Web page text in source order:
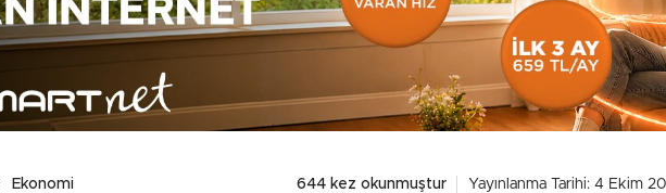
Ekonomi 644 kez okunmuştur Yayınlanma Tarihi: 4 Ekim